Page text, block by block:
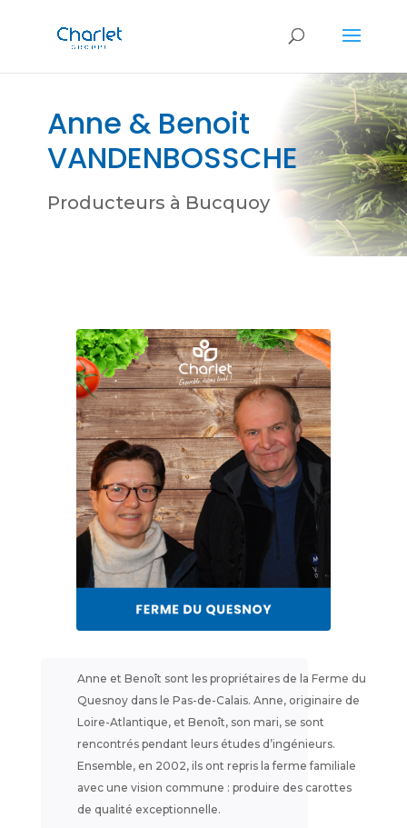
Anne & Benoit
VANDENBOSSCHE
Producteurs à Bucquoy
Anne et Benoît sont les propriétaires de la Ferme du
Quesnoy dans le Pas-de-Calais. Anne, originaire de
Loire-Atlantique, et Benoît, son mari, se sont
rencontrés pendant leurs études d’ingénieurs.
Ensemble, en 2002, ils ont repris la ferme familiale
avec une vision commune : produire des carottes
de qualité exceptionnelle.